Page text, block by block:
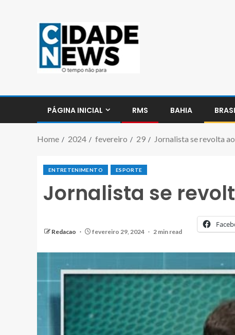
PÁGINA INICIAL RMS BAHIA
Home 2024 fevereiro 29 Jornalista se revolta
ENTRETENIMENTO ESPORTE
Jornalista se
Redacao fevereiro 29, 2024 2 min read